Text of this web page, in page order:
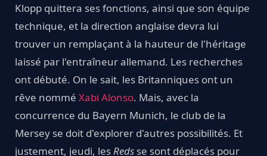
Klopp quittera ses fonctions, ainsi que son équipe
technique, et la direction anglaise devra lui
trouver un remplaçant à la hauteur de l'héritage
laissé par l'entraîneur allemand. Les recherches
ont débuté. On le sait, les Britanniques ont un
rêve nommé Xabi Alonso. Mais, avec la
concurrence du Bayern Munich, le club de la
Mersey se doit d'explorer d'autres possibilités. Et
justement, jeudi, lesReds se sont déplacés pour